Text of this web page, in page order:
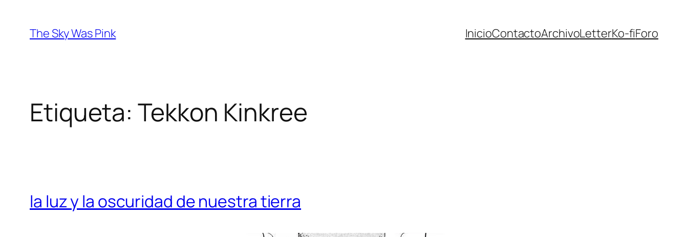
contenido
The Sky Was Pink InicioContactoArchivoLetterKo-fiForo
Etiqueta: Tekkon Kinkree
la luz y la oscuridad de nuestra tierra